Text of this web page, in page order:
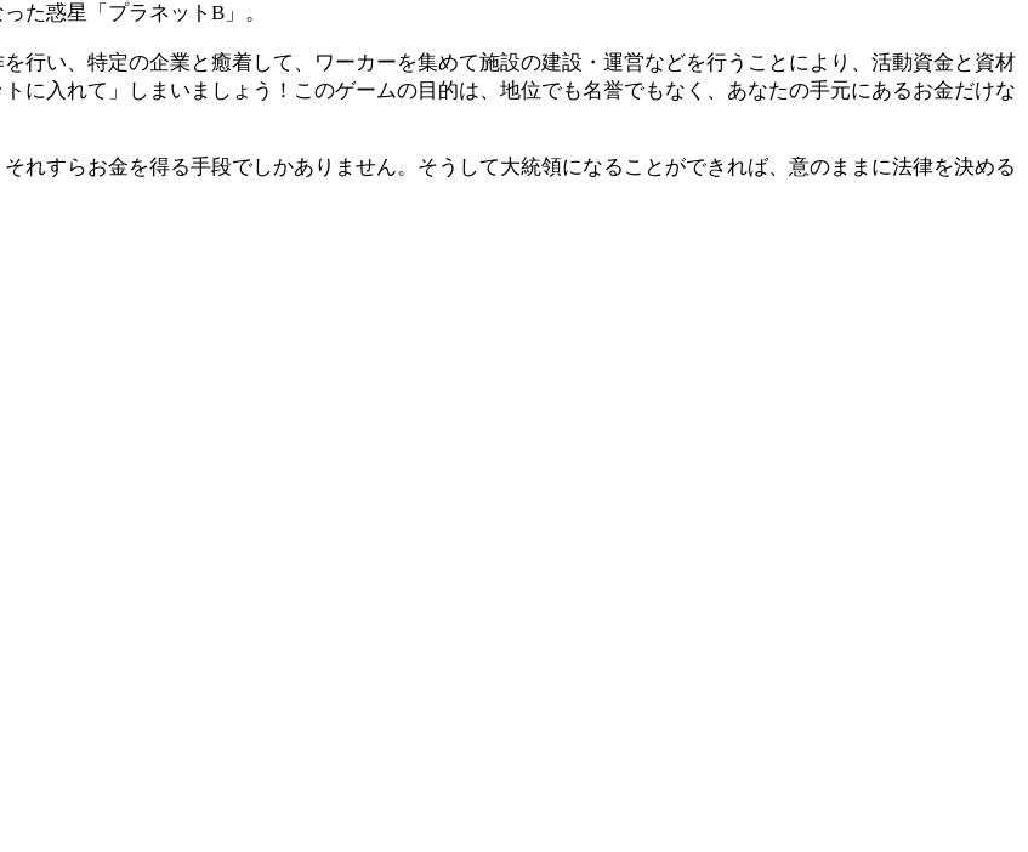
た惑星「プラネットB」。
行い、特定の企業と癒着して、ワーカーを集めて施設の建設・運営などを行うことにより、活動資金と資材
に入れて」しまいましょう！このゲームの目的は、地位でも名誉でもなく、あなたの手元にあるお金だけな
れすらお金を得る手段でしかありません。そうして大統領になることができれば、意のままに法律を決める